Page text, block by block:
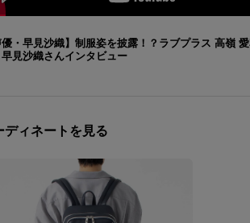
優・早見沙織】制服姿を披露！？ラブプラス 高嶺
見沙織さんインタビュー
ディネートを見る